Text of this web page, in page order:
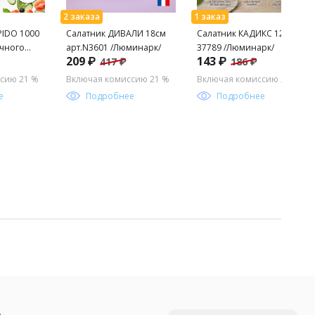
1000
до +300
21 %
Салатник ДИВАЛИ 18см
арт.N3601 /Люминарк/
209 ₽ 417 ₽
Включая комиссию 21 %
Подробнее
Салатник КАДИКС 12см
37789 /Люминарк/
143 ₽ 186 ₽
Включая комиссию 21 %
Подробнее